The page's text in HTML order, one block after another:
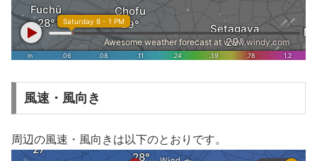
風速・風向き
周辺の風速・風向きは以下のとおりです。